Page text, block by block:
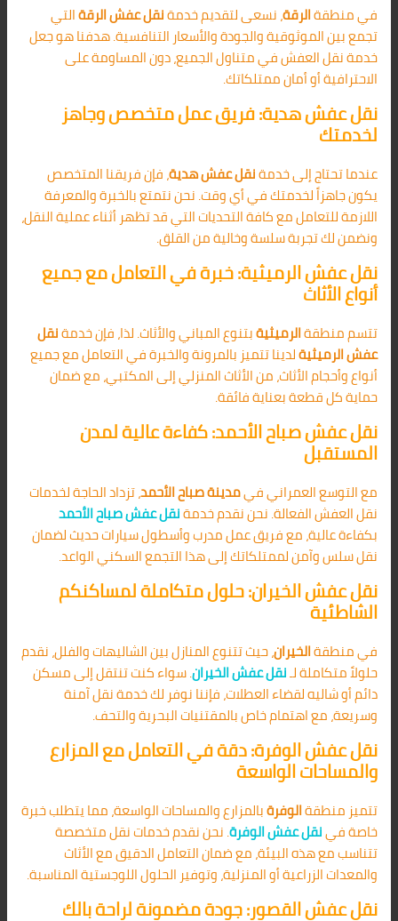
في منطقةالرقة، نسعى لتقديم خدمةنقل عفش الرقةالتي
تجمع بين الموثوقية والجودة والأسعار التنافسية. هدفنا هو جعل
خدمة نقل العفش في متناول الجميع، دون المساومة على
الاحترافية أو أمان ممتلكاتك.
نقل عفش هدية: فريق عمل متخصص وجاهز
لخدمتك
عندما تحتاج إلى خدمةنقل عفش هدية، فإن فريقنا المتخصص
يكون جاهزاً لخدمتك في أي وقت. نحن نتمتع بالخبرة والمعرفة
اللازمة للتعامل مع كافة التحديات التي قد تظهر أثناء عملية النقل،
ونضمن لك تجربة سلسة وخالية من القلق.
نقل عفش الرميثية: خبرة في التعامل مع جميع
أنواع الأثاث
تتسم منطقةالرميثيةبتنوع المباني والأثاث. لذا، فإن خدمةنقل
عفش الرميثيةلدينا تتميز بالمرونة والخبرة في التعامل مع جميع
أنواع وأحجام الأثاث، من الأثاث المنزلي إلى المكتبي، مع ضمان
حماية كل قطعة بعناية فائقة.
نقل عفش صباح الأحمد: كفاءة عالية لمدن
المستقبل
مع التوسع العمراني فيمدينة صباح الأحمد، تزداد الحاجة لخدمات
نقل العفش الفعالة. نحن نقدم خدمةنقل عفش صباح الأحمد
بكفاءة عالية، مع فريق عمل مدرب وأسطول سيارات حديث لضمان
نقل سلس وآمن لممتلكاتك إلى هذا التجمع السكني الواعد.
نقل عفش الخيران: حلول متكاملة لمساكنكم
الشاطئية
في منطقةالخيران، حيث تتنوع المنازل بين الشاليهات والفلل، نقدم
حلولاً متكاملة لـنقل عفش الخيران. سواء كنت تنتقل إلى مسكن
دائم أو شاليه لقضاء العطلات، فإننا نوفر لك خدمة نقل آمنة
وسريعة، مع اهتمام خاص بالمقتنيات البحرية والتحف.
نقل عفش الوفرة: دقة في التعامل مع المزارع
والمساحات الواسعة
تتميز منطقةالوفرةبالمزارع والمساحات الواسعة، مما يتطلب خبرة
خاصة فينقل عفش الوفرة. نحن نقدم خدمات نقل متخصصة
تتناسب مع هذه البيئة، مع ضمان التعامل الدقيق مع الأثاث
والمعدات الزراعية أو المنزلية، وتوفير الحلول اللوجستية المناسبة.
نقل عفش القصور: جودة مضمونة لراحة بالك